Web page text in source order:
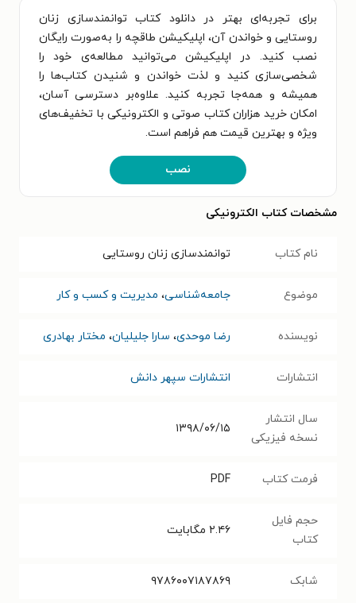
برای تجربه‌ای بهتر در دانلود کتاب توانمندسازی زنان
روستایی و خواندن آن، اپلیکیشن طاقچه را به‌صورت رایگان
نصب کنید. در اپلیکیشن می‌توانید مطالعه‌ی خود را
شخصی‌سازی کنید و لذت خواندن و شنیدن کتاب‌ها را
همیشه و همه‌جا تجربه کنید. علاوه‌بر دسترسی آسان،
امکان خرید هزاران کتاب صوتی و الکترونیکی با تخفیف‌های
ویژه و بهترین قیمت هم فراهم است.
نصب
مشخصات کتاب الکترونیکی
نام کتاب توانمندسازی زنان روستایی
موضوع جامعه‌شناسی، مدیریت و کسب و کار
نویسنده رضا موحدی، سارا جلیلیان، مختار بهادری
انتشارات انتشارات سپهر دانش
سال انتشار
نسخه فیزیکی
۱۳۹۸/۰۶/۱۵
فرمت کتاب PDF
حجم فایل
کتاب
۲.۴۶ مگابایت
شابک ۹۷۸۶۰۰۷۱۸۷۸۶۹